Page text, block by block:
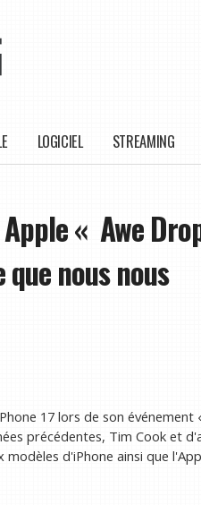
LOGICIEL STREAMING
« Awe
nous nous
17 lors de son événement
précédentes, Tim Cook et
d'iPhone ainsi que